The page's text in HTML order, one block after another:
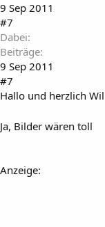
9 Sep 2011
#7
Dabei
Beiträge
9 Sep 2011
#7
Hallo und herzlich
Ja, Bilder wären toll
Anzeige: